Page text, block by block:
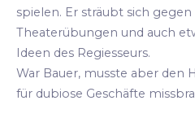
spielen. Er sträubt sich gegen
Theaterübungen und auch
Ideen des Regiesseurs.
War Bauer, musste aber den
für dubiose Geschäfte